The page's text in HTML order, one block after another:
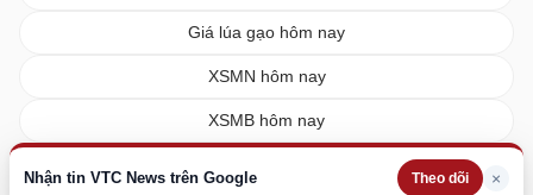
Nhận tin VTC News trên Google Theo dõi ×
Giá lúa gạo hôm nay
XSMN hôm nay
XSMB hôm nay